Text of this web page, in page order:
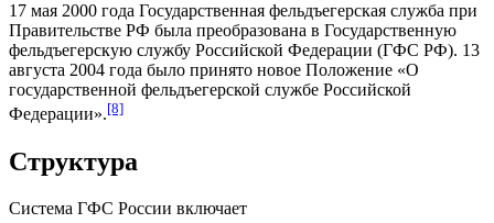
17 мая 2000 года Государственная фельдъегерская служба при
Правительстве РФ была преобразована в Государственную
фельдъегерскую службу Российской Федерации (ГФС РФ). 13
августа 2004 года было принято новое Положение «О
государственной фельдъегерской службе Российской
Федерации».[8]
Структура
Система ГФС России включает